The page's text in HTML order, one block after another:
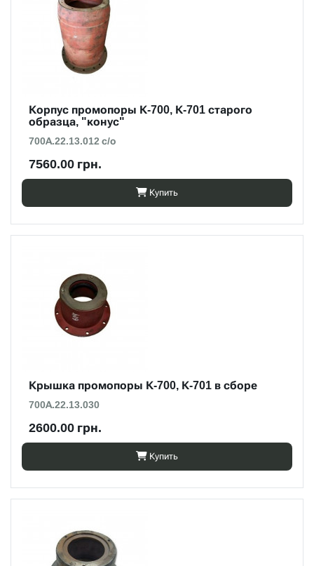
Корпус промопоры К-700, К-701 старого
образца, "конус"
700А.22.13.012 с/о
7560.00 грн.
Купить
Крышка промопоры К-700, К-701 в сборе
700А.22.13.030
2600.00 грн.
Купить